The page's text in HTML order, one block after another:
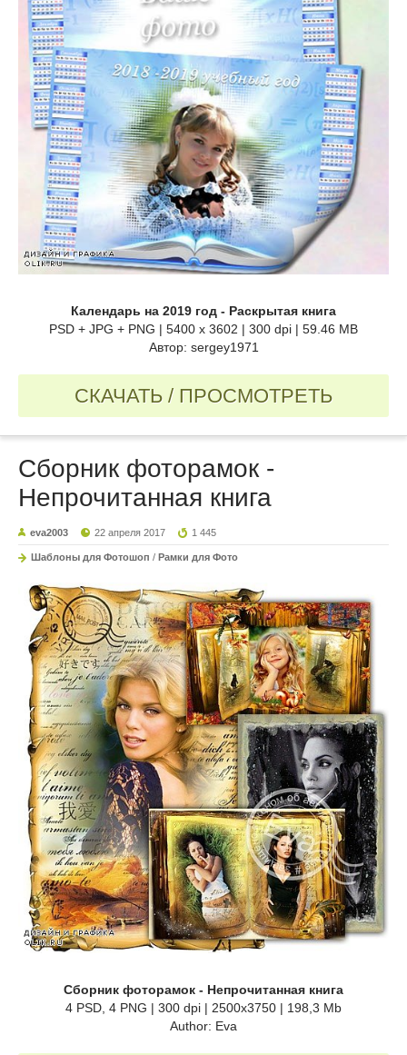
Календарь на 2019 год - Раскрытая книга
PSD + JPG + PNG | 5400 x 3602 | 300 dpi | 59.46 MB
Автор: sergey1971
СКАЧАТЬ / ПРОСМОТРЕТЬ
Сборник фоторамок -
Непрочитанная книга
eva2003 22 апреля 2017 1 445
Шаблоны для Фотошоп / Рамки для Фото
Сборник фоторамок - Непрочитанная книга
4 PSD, 4 PNG | 300 dpi | 2500x3750 | 198,3 Mb
Author: Eva